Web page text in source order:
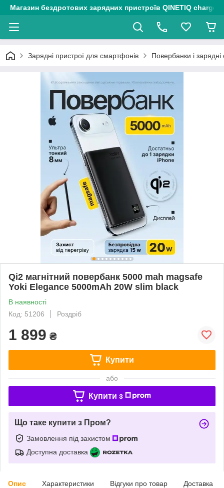
Магазин бездротових зарядних пристроїв QINETIQ chargers
Зарядні пристрої для смартфонів Повербанки і зарядні
Qi2 магнітний повербанк 5000 mah magsafe
Yoki Elegance 5000mAh 20W slim black
В наявності
Код: 51206
Роздріб
1 899 ₴
Купити
або
Купити з
Що таке купити з Пром?
Замовлення під захистом
Доступна доставка
Опис Характеристики Відгуки про товар Доставка